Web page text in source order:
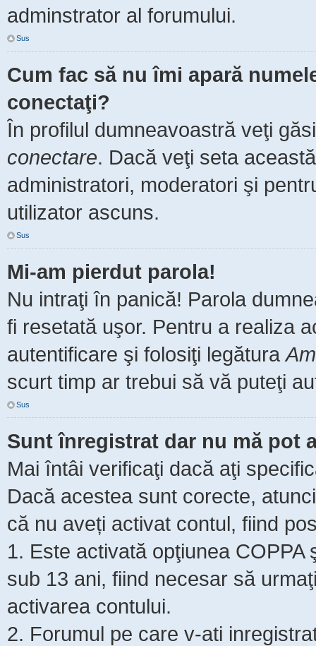
adminstrator al forumului.
Sus
Cum fac să nu îmi apară
conectaţi?
În profilul dumneavoastră veţi
conectare. Dacă veţi seta
administratori, moderatori şi
utilizator ascuns.
Sus
Mi-am pierdut parola!
Nu intraţi în panică! Parola
fi resetată uşor. Pentru a realiza
autentificare şi folosiţi legătura
scurt timp ar trebui să vă puteţi
Sus
Sunt înregistrat dar nu mă pot
Mai întâi verificaţi dacă aţi
Dacă acestea sunt corecte,
că nu aveți activat contul, fiind
1. Este activată opţiunea
sub 13 ani, fiind necesar să
activarea contului.
2. Forumul pe care v-ati